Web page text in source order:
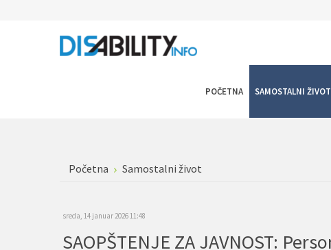
POČETNA SAMOSTALNI ŽIVOT
Početna Samostalni život
sreda, 14 januar 2026 11:48